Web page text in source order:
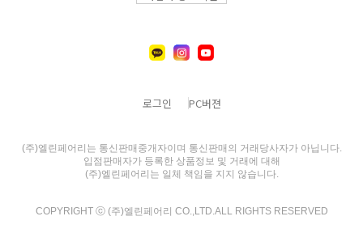
로그인 PC버젼
(주)엘린페어리는 통신판매중개자이며 통신판매의 거래당사자가 아닙니다.
입점판매자가 등록한 상품정보 및 거래에 대해
(주)엘린페어리는 일체 책임을 지지 않습니다.
COPYRIGHT ⓒ (주)엘린페어리 CO.,LTD.ALL RIGHTS RESERVED